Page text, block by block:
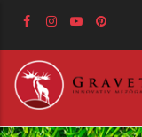
tartalomra